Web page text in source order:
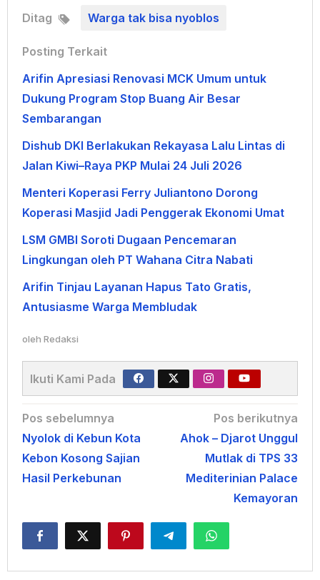
Ditag Warga tak bisa nyoblos
Posting Terkait
Arifin Apresiasi Renovasi MCK Umum untuk
Dukung Program Stop Buang Air Besar
Sembarangan
Dishub DKI Berlakukan Rekayasa Lalu Lintas di
Jalan Kiwi–Raya PKP Mulai 24 Juli 2026
Menteri Koperasi Ferry Juliantono Dorong
Koperasi Masjid Jadi Penggerak Ekonomi Umat
LSM GMBI Soroti Dugaan Pencemaran
Lingkungan oleh PT Wahana Citra Nabati
Arifin Tinjau Layanan Hapus Tato Gratis,
Antusiasme Warga Membludak
oleh Redaksi
Ikuti Kami Pada
Navigasi
pos
Pos sebelumnya
Nyolok di Kebun Kota
Kebon Kosong Sajian
Hasil Perkebunan
Pos berikutnya
Ahok – Djarot Unggul
Mutlak di TPS 33
Mediterinian Palace
Kemayoran